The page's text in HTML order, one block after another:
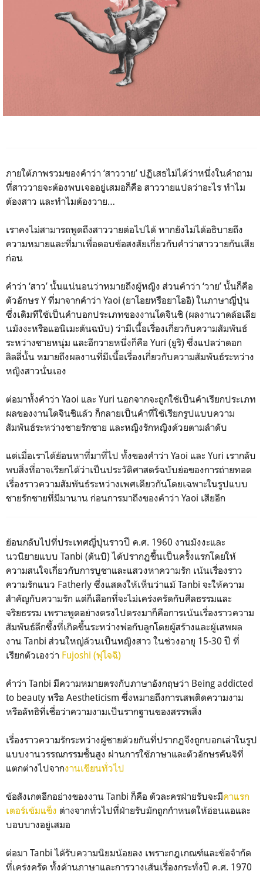
ภายใต้ภาพรวมของคำว่า ‘สาววาย’ ปฏิเสธไม่ได้ว่าหนึ่งในคำถาม
ที่สาววายจะต้องพบเจออยู่เสมอก็คือ สาววายแปลว่าอะไร ทำไม
ต้องสาว และทำไมต้องวาย…
เราคงไม่สามารถพูดถึงสาววายต่อไปได้ หากยังไม่ได้อธิบายถึง
ความหมายและที่มาเพื่อตอบข้อสงสัยเกี่ยวกับคำว่าสาววายกันเสีย
ก่อน
คำว่า ‘สาว’ นั้นแน่นอนว่าหมายถึงผู้หญิง ส่วนคำว่า ‘วาย’ นั้นก็คือ
ตัวอักษร Y ที่มาจากคำว่า Yaoi (ยาโอยหรือยาโออิ) ในภาษาญี่ปุ่น
ซึ่งเดิมทีใช้เป็นคำบอกประเภทของงานโดจินชิ (ผลงานวาดล้อเลีย
นมังงะหรือแอนิเมะต้นฉบับ) ว่ามีเนื้อเรื่องเกี่ยวกับความสัมพันธ์
ระหว่างชายหนุ่ม และอีกวายหนึ่งก็คือ Yuri (ยูริ) ซึ่งแปลว่าดอก
ลิลลี่นั้น หมายถึงผลงานที่มีเนื้อเรื่องเกี่ยวกับความสัมพันธ์ระหว่าง
หญิงสาวนั่นเอง
ต่อมาทั้งคำว่า Yaoi และ Yuri นอกจากจะถูกใช้เป็นคำเรียกประเภท
ผลของงานโดจินชิแล้ว ก็กลายเป็นคำที่ใช้เรียกรูปแบบความ
สัมพันธ์ระหว่างชายรักชาย และหญิงรักหญิงด้วยตามลำดับ
แต่เมื่อเราได้ย้อนหาที่มาที่ไป ทั้งของคำว่า Yaoi และ Yuri เรากลับ
พบสิ่งที่อาจเรียกได้ว่าเป็นประวัติศาสตร์ฉบับย่อของการถ่ายทอด
เรื่องราวความสัมพันธ์ระหว่างเพศเดียวกันโดยเฉพาะในรูปแบบ
ชายรักชายที่มีมานาน ก่อนการมาถึงของคำว่า Yaoi เสียอีก
ย้อนกลับไปที่ประเทศญี่ปุ่นราวปี ค.ศ. 1960 งานมังงะและ
นวนิยายแบบ Tanbi (ตันบิ) ได้ปรากฏขึ้นเป็นครั้งแรกโดยให้
ความสนใจเกี่ยวกับการบูชาและแสวงหาความรัก เน้นเรื่องราว
ความรักแนว Fatherly ซึ่งแสดงให้เห็นว่าแม้ Tanbi จะให้ความ
สำคัญกับความรัก แต่ก็เลือกที่จะไม่เคร่งครัดกับศีลธรรมและ
จริยธรรม เพราะพูดอย่างตรงไปตรงมาก็คือการเน้นเรื่องราวความ
สัมพันธ์ลึกซึ้งที่เกิดขึ้นระหว่างพ่อกับลูกโดยผู้สร้างและผู้เสพผล
งาน Tanbi ส่วนใหญ่ล้วนเป็นหญิงสาว ในช่วงอายุ 15-30 ปี ที่
เรียกตัวเองว่า Fujoshi (ฟุโจฉิ)
คำว่า Tanbi มีความหมายตรงกับภาษาอังกฤษว่า Being addicted
to beauty หรือ Aestheticism ซึ่งหมายถึงการเสพติดความงาม
หรือลัทธิที่เชื่อว่าความงามเป็นรากฐานของสรรพสิ่ง
เรื่องราวความรักระหว่างผู้ชายด้วยกันที่ปรากฏจึงถูกบอกเล่าในรูป
แบบงานวรรณกรรมชั้นสูง ผ่านการใช้ภาษาและตัวอักษรคันจิที่
แตกต่างไปจากงานเขียนทั่วไป
ข้อสังเกตอีกอย่างของงาน Tanbi ก็คือ ตัวละครฝ่ายรับจะมีคาแรก
เตอร์เข้มแข็ง ต่างจากทั่วไปที่ฝ่ายรับมักถูกกำหนดให้อ่อนแอและ
บอบบางอยู่เสมอ
ต่อมา Tanbi ได้รับความนิยมน้อยลง เพราะกฎเกณฑ์และข้อจำกัด
ที่เคร่งครัด ทั้งด้านภาษาและการวางเส้นเรื่องกระทั่งปี ค.ศ. 1970